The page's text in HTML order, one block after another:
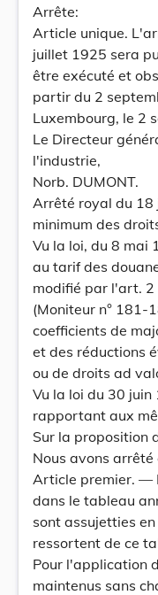
Arrête:
Article unique.
juillet 1925 sera
être exécuté et
partir du 2
Luxembourg, le 2
Le Directeur
l'industrie,
Norb. DUMONT.
Arrêté royal du
minimum des
Vu la loi, du 8 mai
au tarif des
modifié par l'art. 2
(Moniteur n° 181-
coefficients de
et des réductions
ou de droits ad
Vu la loi du 30 juin
rapportant aux
Sur la proposition
Nous avons
Article premier. —
dans le tableau
sont assujetties
ressortent de ce
Pour l'application
maintenus sans